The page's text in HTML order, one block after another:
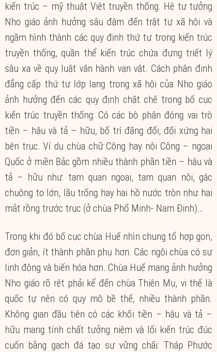
kiến trúc – mỹ thuật Việt truyền thống. Hệ tư tưởng
Nho giáo ảnh hưởng sâu đậm đến trật tự xã hội và
ngầm hình thành các quy định thứ tự trong kiến trúc
truyền thống, quần thể kiến trúc chứa đựng triết lý
sâu xa về quy luật vận hành vạn vật. Cách phân định
đẳng cấp thứ tự lớp lang trong xã hội của Nho giáo
ảnh hưởng đến các quy định chặt chẽ trong bố cục
kiến trúc truyền thống: Có các bộ phận đóng vai trò
tiền – hậu và tả – hữu, bố trí đăng đối, đối xứng hai
bên trục. Ví dụ chùa chữ Công hay nội Công – ngoại
Quốc ở miền Bắc gồm nhiều thành phần tiền – hậu và
tả – hữu như: tam quan ngoại, tam quan nội, gác
chuông to lớn, lầu trống hay hai hồ nước tròn như hai
mắt rồng trước trục (ở chùa Phổ Minh- Nam Định)…
Trong khi đó bố cục chùa Huế nhìn chung tổ hợp gọn,
đơn giản, ít thành phần phụ hơn. Các ngôi chùa có sự
linh động và biến hóa hơn. Chùa Huế mang ảnh hưởng
Nho giáo rõ rệt phải kể đến chùa Thiên Mụ, vị thế là
quốc tự nên có quy mô bề thế, nhiều thành phần.
Không gian đầu tiên có các khối tiền – hậu và tả –
hữu mang tính chất tưởng niệm và lối kiến trúc đúc
cuốn bằng gạch đá tạo sự vững chãi: Tháp Phước